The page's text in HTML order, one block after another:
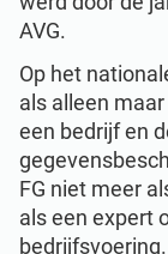
AS9100
Automobiel
Laboratoria
AVG.
Op het
als alleen
een bedrijf en
FG niet meer
als een expert
bedrijfsvoering.